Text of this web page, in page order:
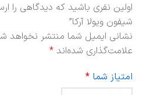
اولین نفری باشید که دیدگاهی را
شیفون ویولا آرکا”
نشانی ایمیل شما منتشر نخواهد
علامت‌گذاری شده‌اند *
امتیاز شما *